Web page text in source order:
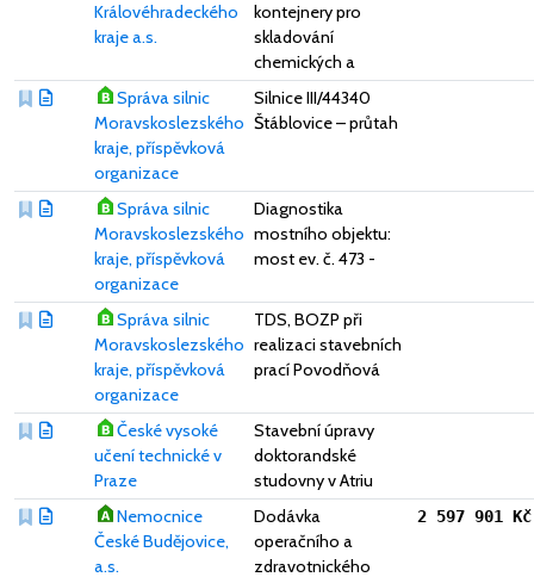
Královéhradeckého
kraje a.s.
kontejnery pro
skladování
chemických a
Správa silnic
Moravskoslezského
kraje, příspěvková
organizace
Silnice III/44340
Štáblovice – průtah
Správa silnic
Moravskoslezského
kraje, příspěvková
organizace
Diagnostika
mostního objektu:
most ev. č. 473 -
Správa silnic
Moravskoslezského
kraje, příspěvková
organizace
TDS, BOZP při
realizaci stavebních
prací Povodňová
České vysoké
učení technické v
Praze
Stavební úpravy
doktorandské
studovny v Atriu
Nemocnice
České Budějovice,
a.s.
Dodávka
operačního a
zdravotnického
2 597 901 Kč